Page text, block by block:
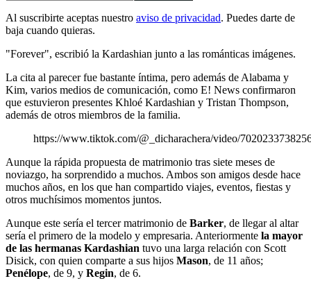
Al suscribirte aceptas nuestro aviso de privacidad. Puedes darte de
baja cuando quieras.
"Forever", escribió la Kardashian junto a las románticas imágenes.
La cita al parecer fue bastante íntima, pero además de Alabama y
Kim, varios medios de comunicación, como E! News confirmaron
que estuvieron presentes Khloé Kardashian y Tristan Thompson,
además de otros miembros de la familia.
https://www.tiktok.com/@_dicharachera/video/
Aunque la rápida propuesta de matrimonio tras siete meses de
noviazgo, ha sorprendido a muchos. Ambos son amigos desde hace
muchos años, en los que han compartido viajes, eventos, fiestas y
otros muchísimos momentos juntos.
Aunque este sería el tercer matrimonio de Barker, de llegar al altar
sería el primero de la modelo y empresaria. Anteriormente la mayor
de las hermanas Kardashian tuvo una larga relación con Scott
Disick, con quien comparte a sus hijos Mason, de 11 años;
Penélope, de 9, y Regin, de 6.